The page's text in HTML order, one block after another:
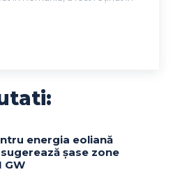
energia eoliană
șase zone
GW